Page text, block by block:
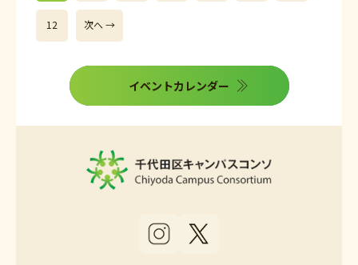
12 次へ →
イベントカレンダー